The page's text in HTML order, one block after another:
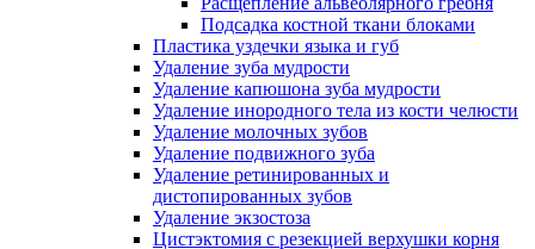
Подсадка костной ткани блоками
Пластика уздечки языка и губ
Удаление зуба мудрости
Удаление капюшона зуба мудрости
Удаление инородного тела из кости челюсти
Удаление молочных зубов
Удаление подвижного зуба
Удаление ретинированных и
дистопированных зубов
Удаление экзостоза
Цистэктомия с резекцией верхушки корня